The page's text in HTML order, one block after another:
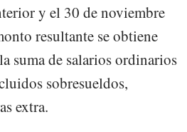
y el 30 de noviembre
resultante se obtiene
suma de salarios ordinarios
sobresueldos,
extra.